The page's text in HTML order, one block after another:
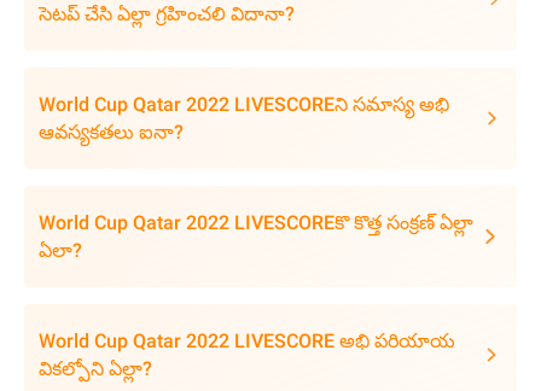
సెటప్ చేసి ఏల్లా గ్రహించలి విదానా?
World Cup Qatar 2022 LIVESCOREని సమాస్య అభి
ఆవస్యకతలు ఐనా?
World Cup Qatar 2022 LIVESCOREకొ కొత్త సంక్రణ్ ఏల్లా
ఏలా?
World Cup Qatar 2022 LIVESCORE అభి పరియాయ
వికల్పోని ఏల్లా?